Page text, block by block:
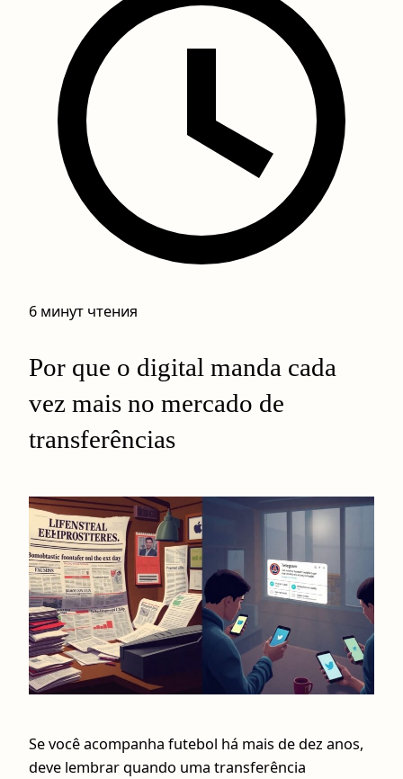
6 минут чтения
Por que o digital manda cada
vez mais no mercado de
transferências
Se você acompanha futebol há mais de dez anos,
deve lembrar quando uma transferência